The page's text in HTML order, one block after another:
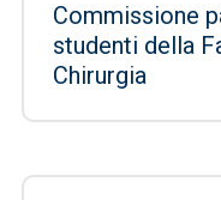
Commissione
studenti della
Chirurgia